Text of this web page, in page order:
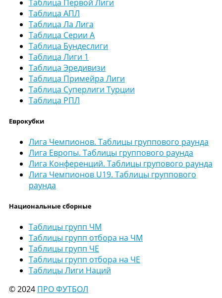
Таблица Первой Лиги
Таблица АПЛ
Таблица Ла Лига
Таблица Серии А
Таблица Бундеслиги
Таблица Лиги 1
Таблица Эредивизи
Таблица Примейра Лиги
Таблица Суперлиги Турции
Таблица РПЛ
Еврокубки
Лига Чемпионов. Таблицы группового раунда
Лига Европы. Таблицы группового раунда
Лига Конференций. Таблицы групового раунда
Лига Чемпионов U19. Таблицы группового
раунда
Национальные сборные
Таблицы групп ЧМ
Таблицы групп отбора на ЧМ
Таблицы групп ЧЕ
Таблицы групп отбора на ЧЕ
Таблицы Лиги Наций
© 2024 ПРО ФУТБОЛ